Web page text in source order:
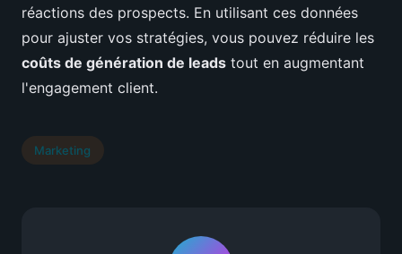
réactions des prospects. En utilisant ces données
pour ajuster vos stratégies, vous pouvez réduire les
coûts de génération de leads tout en augmentant
l'engagement client.
Marketing